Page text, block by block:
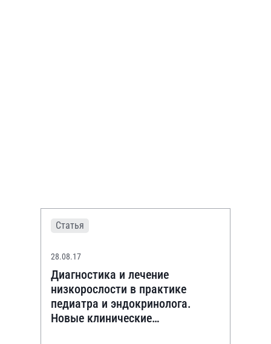
Статья
28.08.17
Диагностика и лечение
низкорослости в практике
педиатра и эндокринолога.
Новые клинические